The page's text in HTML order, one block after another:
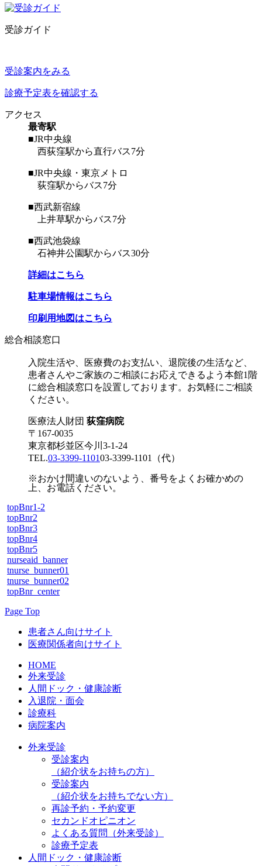
受診ガイド
受診案内をみる
診療予定表を確認する
アクセス
最寄駅
■JR中央線
西荻窪駅から直行バス7分
■JR中央線・東京メトロ
荻窪駅からバス7分
■西武新宿線
上井草駅からバス7分
■西武池袋線
石神井公園駅からバス30分
詳細はこちら
駐車場情報はこちら
印刷用地図はこちら
総合相談窓口
入院生活や、医療費のお支払い、退院後の生活など、
患者さんやご家族のご相談にお応えできるよう本館1階
に総合相談窓口を設置しております。お気軽にご相談
ください。
医療法人財団 荻窪病院
〒167-0035
東京都杉並区今川3-1-24
TEL.03-3399-110103-3399-1101 （代）
※おかけ間違いのないよう、番号をよくお確かめの
上、お電話ください。
topBnr1-2
topBnr2
topBnr3
topBnr4
topBnr5
nurseaid_banner
tnurse_bunner01
tnurse_bunner02
topBnr_center
Page Top
患者さん向けサイト
医療関係者向けサイト
HOME
外来受診
人間ドック・健康診断
入退院・面会
診療科
病院案内
外来受診
受診案内
（紹介状をお持ちの方）
受診案内
（紹介状をお持ちでない方）
再診予約・予約変更
セカンドオピニオン
よくある質問（外来受診）
診療予定表
人間ドック・健康診断